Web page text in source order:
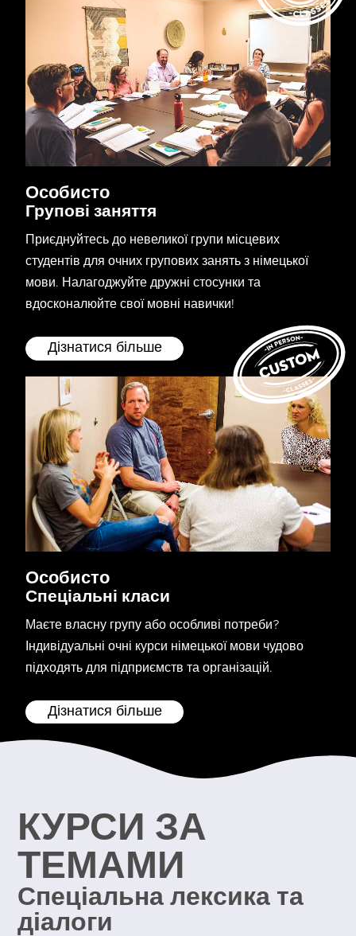
Особисто
Групові заняття
Приєднуйтесь до невеликої групи місцевих
студентів для очних групових занять з німецької
мови. Налагоджуйте дружні стосунки та
вдосконалюйте свої мовні навички!
Дізнатися більше
Особисто
Спеціальні класи
Маєте власну групу або особливі потреби?
Індивідуальні очні курси німецької мови чудово
підходять для підприємств та організацій.
Дізнатися більше
КУРСИ ЗА
ТЕМАМИ
Спеціальна лексика та
діалоги